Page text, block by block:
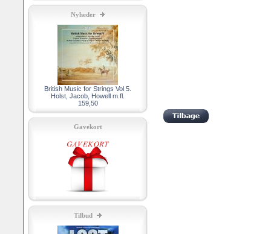
Nyheder
British Music for Strings Vol 5.
Holst, Jacob, Howell m.fl.
159,50
Gavekort
Tilbud